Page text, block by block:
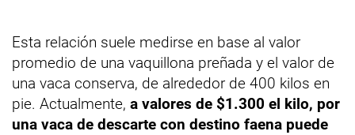
Esta relación suele medirse en base al valor
promedio de una vaquillona preñada y el valor de
una vaca conserva, de alrededor de 400 kilos en
pie. Actualmente, a valores de $1.300 el kilo, por
una vaca de descarte con destino faena puede